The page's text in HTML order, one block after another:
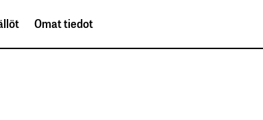
Omat tiedot